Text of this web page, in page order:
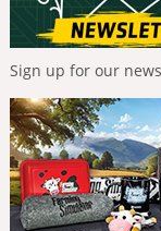
Sign up for our